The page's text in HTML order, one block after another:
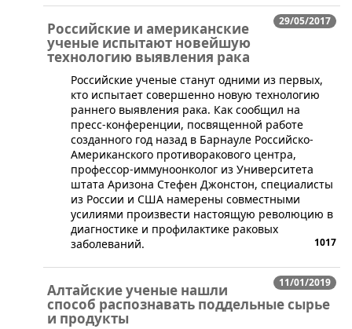
29/05/2017
Российские и американские
ученые испытают новейшую
технологию выявления рака
Российские ученые станут одними из первых,
кто испытает совершенно новую технологию
раннего выявления рака. Как сообщил на
пресс-конференции, посвященной работе
созданного год назад в Барнауле Российско-
Американского противоракового центра,
профессор-иммуноонколог из Университета
штата Аризона Стефен Джонстон, специалисты
из России и США намерены совместными
усилиями произвести настоящую революцию в
диагностике и профилактике раковых
заболеваний.
1017
11/01/2019
Алтайские ученые нашли
способ распознавать поддельные сырье
и продукты